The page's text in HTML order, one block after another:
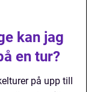
kan jag
en tur?
på upp till